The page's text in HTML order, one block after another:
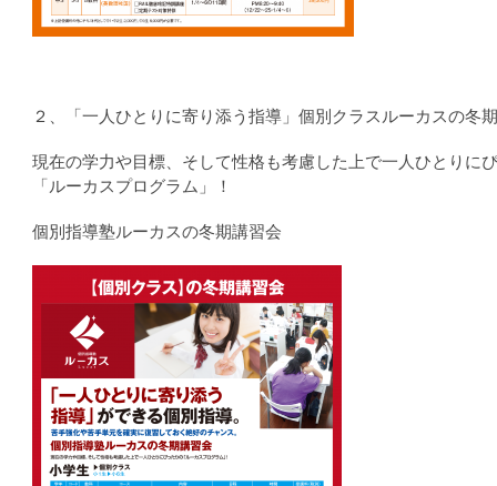
２、「一人ひとりに寄り添う指導」個別クラスルーカスの冬
現在の学力や目標、そして性格も考慮した上で一人ひとりに
「ルーカスプログラム」！
個別指導塾ルーカスの冬期講習会